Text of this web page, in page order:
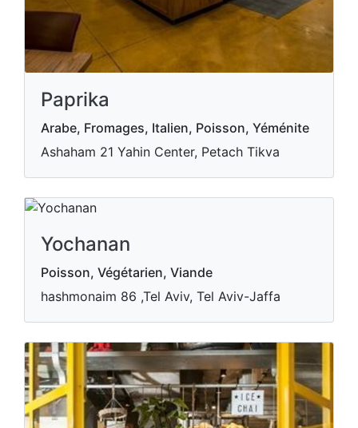
Paprika
Arabe, Fromages, Italien, Poisson, Yéménite
Ashaham 21 Yahin Center, Petach Tikva
Yochanan
Poisson, Végétarien, Viande
hashmonaim 86 ,Tel Aviv, Tel Aviv-Jaffa